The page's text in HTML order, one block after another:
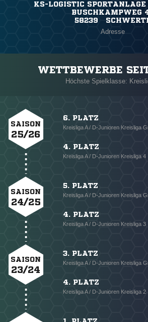
KS-LOGISTIC SPORTANLAGE
BUSCHKAMPWEG
58239
Adresse
WETTBEWERBE
Höchste Spielklasse:
SAISON
25/26
6. PLATZ
Kreisliga A / D-Junioren Kreisliga
4. PLATZ
Kreisliga A / D-Junioren Kreisliga 4
SAISON
24/25
5. PLATZ
Kreisliga A / D-Junioren Kreisliga
4. PLATZ
Kreisliga A / D-Junioren Kreisliga 3
SAISON
23/24
3. PLATZ
Kreisliga A / D-Junioren Kreisliga
4. PLATZ
Kreisliga A / D-Junioren Kreisliga 2